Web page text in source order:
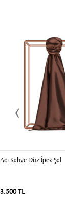
Acı Kahve Düz İpek Şal
3.500 TL